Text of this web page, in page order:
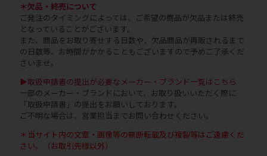
＊欠品・終売について
ご発注のタイミングによっては、ご希望の商品が欠品または終売
となっていることがございます。
また、商品をお取り寄せする日数や、欠品商品が再販されるまで
の日数等、お時間がかかることもございますので予めご了承くだ
さいませ。
▶取扱申請書の提出が必要なメーカー・ブランド一覧はこちら
一部のメーカー・ブランドにおいて、お取り扱いいただく際に
「取扱申請書」の提出をお願いしております。
ご不明な場合は、営業担当までお問い合わせください。
＊当サイト内の文章・画像等の無断転載及び複製等はご遠慮くだ
さい。（お取引先様以外）